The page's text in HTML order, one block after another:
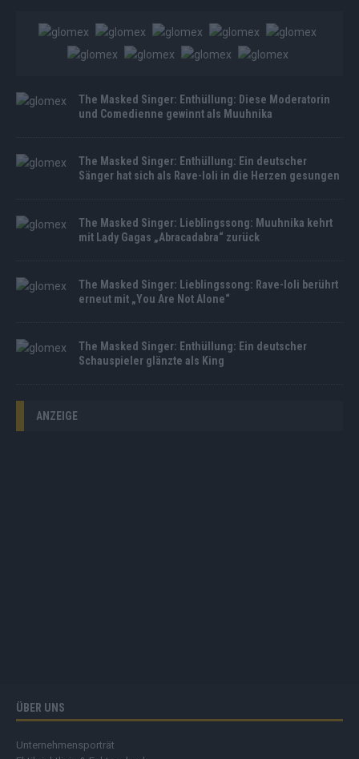
The Masked Singer: Enthüllung: Diese Moderatorin
und Comedienne gewinnt als Muuhnika
The Masked Singer: Enthüllung: Ein deutscher
Sänger hat sich als Rave-Ioli in die Herzen gesungen
The Masked Singer: Lieblingssong: Muuhnika kehrt
mit Lady Gagas „Abracadabra“ zurück
The Masked Singer: Lieblingssong: Rave-Ioli berührt
erneut mit „You Are Not Alone“
The Masked Singer: Enthüllung: Ein deutscher
Schauspieler glänzte als King
ANZEIGE
ÜBER UNS
Unternehmensporträt